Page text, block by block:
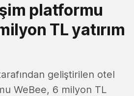
platformu
TL yatırım
geliştirilen otel
WeBee, 6 milyon TL